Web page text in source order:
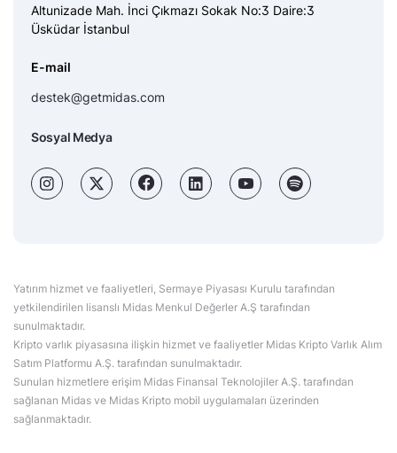
Altunizade Mah. İnci Çıkmazı Sokak No:3 Daire:3
Üsküdar İstanbul
E-mail
destek@getmidas.com
Sosyal Medya
Yatırım hizmet ve faaliyetleri, Sermaye Piyasası Kurulu tarafından
yetkilendirilen lisanslı Midas Menkul Değerler A.Ş tarafından
sunulmaktadır.
Kripto varlık piyasasına ilişkin hizmet ve faaliyetler Midas Kripto Varlık Alım
Satım Platformu A.Ş. tarafından sunulmaktadır.
Sunulan hizmetlere erişim Midas Finansal Teknolojiler A.Ş. tarafından
sağlanan Midas ve Midas Kripto mobil uygulamaları üzerinden
sağlanmaktadır.